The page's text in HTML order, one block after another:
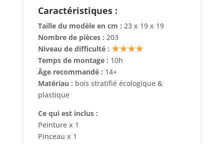
Caractéristiques :
Taille du modèle en cm : 23 x 19 x 19
Nombre de pièces : 203
Niveau de difficulté :
Temps de montage : 10h
Âge recommandé : 14+
Matériau : bois stratifié écologique &
plastique
Ce qui est inclus :
Peinture x 1
Pinceau x 1